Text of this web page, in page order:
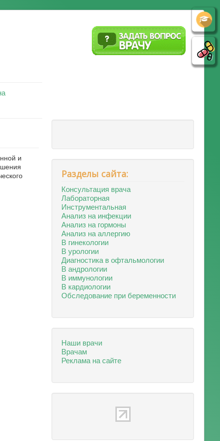
и
Разделы сайта:
Консультация врача
Лабораторная
Инструментальная
Анализ на инфекции
Анализ на гормоны
Анализ на аллергию
В гинекологии
В урологии
Диагностика в офтальмологии
В андрологии
В иммунологии
В кардиологии
Обследование при беременности
Наши врачи
Врачам
Реклама на сайте